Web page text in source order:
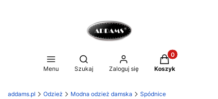
Menu
Otwórz wyszukiwarkę
Szukaj Zaloguj się
Produkty w
Koszyk
addams.pl Odzież Modna odzież damska Spódnice